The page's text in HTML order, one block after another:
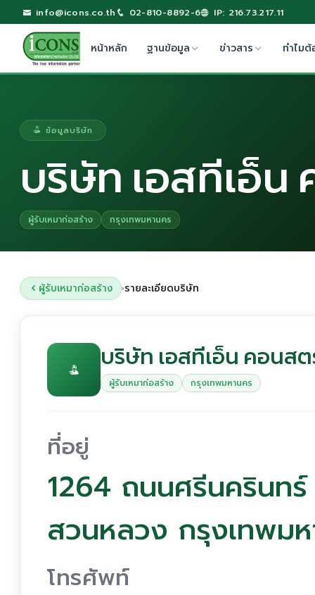
info@icons.co.th 02-810-8892-6 IP: 216.73.217.11
หน้าหลัก ฐานข้อมูล ข่าวสาร ทำไมต้
ข้อมูลบริษัท
บริษัท เอสทีเอ็
ผู้รับเหมาก่อสร้าง กรุงเทพมหานคร
ผู้รับเหมาก่อสร้าง ›รายละเอียดบริษัท
บริษัท เอสทีเอ็น คอนส
ผู้รับเหมาก่อสร้าง กรุงเทพมหานคร
ที่อยู่
1264 ถนนศรีนครินท
สวนหลวง กรุงเทพม
โทรศัพท์